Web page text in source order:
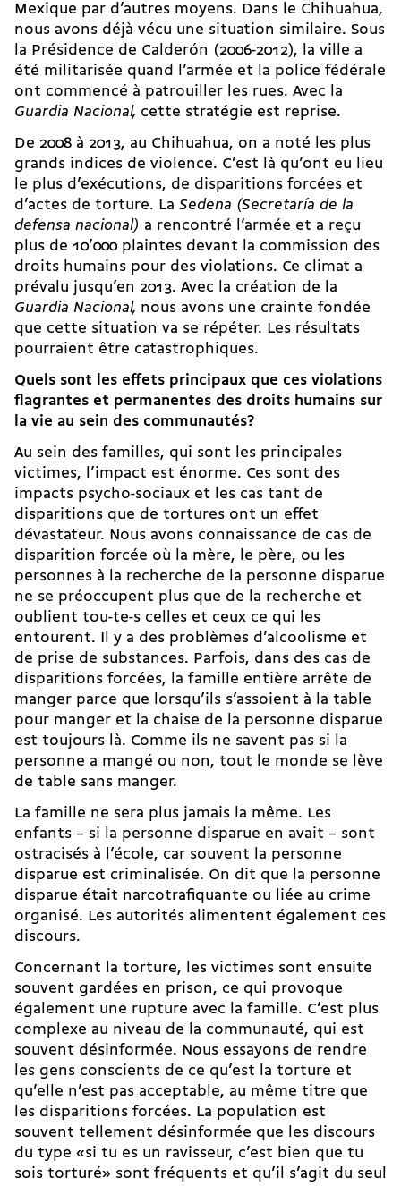
Mexique par d’autres moyens. Dans le Chihuahua,
nous avons déjà vécu une situation similaire. Sous
la Présidence de Calderón (2006-2012), la ville a
été militarisée quand l’armée et la police fédérale
ont commencé à patrouiller les rues. Avec la
Guardia Nacional, cette stratégie est reprise.
De 2008 à 2013, au Chihuahua, on a noté les plus
grands indices de violence. C’est là qu’ont eu lieu
le plus d’exécutions, de disparitions forcées et
d’actes de torture. La Sedena (Secretaría de la
defensa nacional) a rencontré l’armée et a reçu
plus de 10’000 plaintes devant la commission des
droits humains pour des violations. Ce climat a
prévalu jusqu’en 2013. Avec la création de la
Guardia Nacional, nous avons une crainte fondée
que cette situation va se répéter. Les résultats
pourraient être catastrophiques.
Quels sont les effets principaux que ces violations
flagrantes et permanentes des droits humains sur
la vie au sein des communautés?
Au sein des familles, qui sont les principales
victimes, l’impact est énorme. Ces sont des
impacts psycho-sociaux et les cas tant de
disparitions que de tortures ont un effet
dévastateur. Nous avons connaissance de cas de
disparition forcée où la mère, le père, ou les
personnes à la recherche de la personne disparue
ne se préoccupent plus que de la recherche et
oublient tou-te-s celles et ceux ce qui les
entourent. Il y a des problèmes d’alcoolisme et
de prise de substances. Parfois, dans des cas de
disparitions forcées, la famille entière arrête de
manger parce que lorsqu’ils s’assoient à la table
pour manger et la chaise de la personne disparue
est toujours là. Comme ils ne savent pas si la
personne a mangé ou non, tout le monde se lève
de table sans manger.
La famille ne sera plus jamais la même. Les
enfants – si la personne disparue en avait – sont
ostracisés à l’école, car souvent la personne
disparue est criminalisée. On dit que la personne
disparue était narcotrafiquante ou liée au crime
organisé. Les autorités alimentent également ces
discours.
Concernant la torture, les victimes sont ensuite
souvent gardées en prison, ce qui provoque
également une rupture avec la famille. C’est plus
complexe au niveau de la communauté, qui est
souvent désinformée. Nous essayons de rendre
les gens conscients de ce qu’est la torture et
qu’elle n’est pas acceptable, au même titre que
les disparitions forcées. La population est
souvent tellement désinformée que les discours
du type «si tu es un ravisseur, c’est bien que tu
sois torturé» sont fréquents et qu’il s’agit du seul